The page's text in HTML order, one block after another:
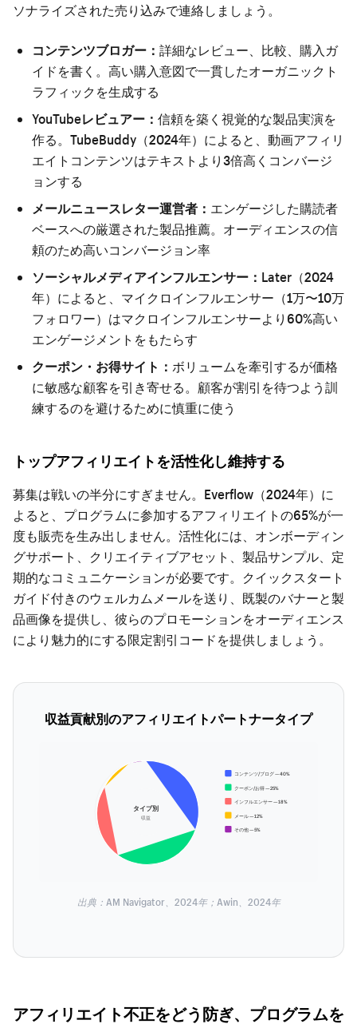
ソナライズされた売り込みで連絡しましょう。
コンテンツブロガー： 詳細なレビュー、比較、購入ガ
イドを書く。高い購入意図で一貫したオーガニックト
ラフィックを生成する
YouTubeレビュアー： 信頼を築く視覚的な製品実演を
作る。TubeBuddy（2024年）によると、動画アフィリ
エイトコンテンツはテキストより3倍高くコンバージ
ョンする
メールニュースレター運営者： エンゲージした購読者
ベースへの厳選された製品推薦。オーディエンスの信
頼のため高いコンバージョン率
ソーシャルメディアインフルエンサー： Later（2024
年）によると、マイクロインフルエンサー（1万〜10万
フォロワー）はマクロインフルエンサーより60%高い
エンゲージメントをもたらす
クーポン・お得サイト： ボリュームを牽引するが価格
に敏感な顧客を引き寄せる。顧客が割引を待つよう訓
練するのを避けるために慎重に使う
トップアフィリエイトを活性化し維持する
募集は戦いの半分にすぎません。Everflow（2024年）に
よると、プログラムに参加するアフィリエイトの65%が一
度も販売を生み出しません。活性化には、オンボーディン
グサポート、クリエイティブアセット、製品サンプル、定
期的なコミュニケーションが必要です。クイックスタート
ガイド付きのウェルカムメールを送り、既製のバナーと製
品画像を提供し、彼らのプロモーションをオーディエンス
により魅力的にする限定割引コードを提供しましょう。
収益貢献別のアフィリエイトパートナータイプ
タイプ別
収益
コンテンツ/ブログ — 40%
クーポン/お得 — 25%
インフルエンサー — 18%
メール — 12%
その他 — 5%
出典：AM Navigator、2024年；Awin、2024年
アフィリエイト不正をどう防ぎ、プログラムを